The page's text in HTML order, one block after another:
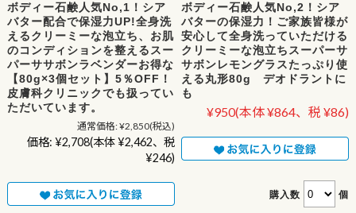
ボディー石鹸人気No,1！シア
バター配合で保湿力UP!全身洗
えるクリーミーな泡立ち、お肌
のコンディションを整えるスー
パーササボンラベンダーお得な
【80g×3個セット】5％OFF！
皮膚科クリニックでも扱ってい
ただいています。
通常価格:¥2,850(税込)
価格: ¥2,708(本体 ¥2,462、税
¥246)
ボディー石鹸人気No,2！シア
バターの保湿力！ご家族皆様が
安心して全身洗っていただける
クリーミーな泡立ちスーパーサ
サボンレモングラスたっぷり使
える丸形80g デオドラントに
も
¥950(本体 ¥864、税 ¥86)
購入数 個